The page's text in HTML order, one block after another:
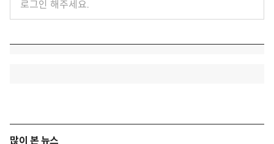
많이 본 뉴스